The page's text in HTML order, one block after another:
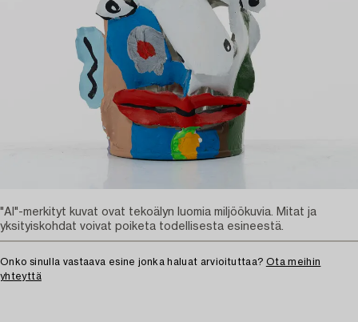
Onko sinulla vastaava esine jonka haluat arvioituttaa? Ota meihin
yhteyttä
"AI"-merkityt kuvat ovat tekoälyn luomia miljöökuvia. Mitat ja
yksityiskohdat voivat poiketa todellisesta esineestä.